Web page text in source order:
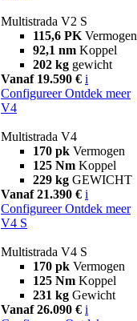
Multistrada V2 S
115,6 PK Vermogen
92,1 nm Koppel
202 kg gewicht
Vanaf 19.590 € i
Configureer Ontdek meer
V4
Multistrada V4
170 pk Vermogen
125 Nm Koppel
229 kg GEWICHT
Vanaf 21.390 € i
Configureer Ontdek meer
V4 S
Multistrada V4 S
170 pk Vermogen
125 Nm Koppel
231 kg Gewicht
Vanaf 26.090 € i